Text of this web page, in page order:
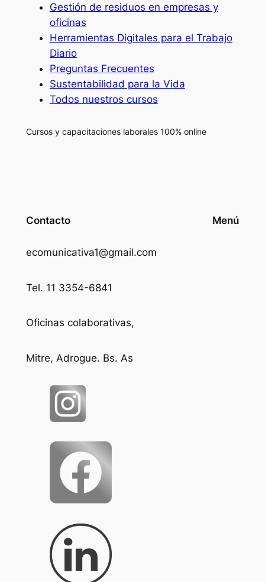
Gestión de residuos en empresas y
oficinas
Herramientas Digitales para el Trabajo
Diario
Preguntas Frecuentes
Sustentabilidad para la Vida
Todos nuestros cursos
Cursos y capacitaciones laborales 100% online
Contacto
ecomunicativa1@gmail.com
Tel. 11 3354-6841
Oficinas colaborativas,
Mitre, Adrogue. Bs. As
Menú